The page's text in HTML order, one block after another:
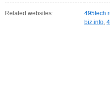
Related websites:
biz.info,